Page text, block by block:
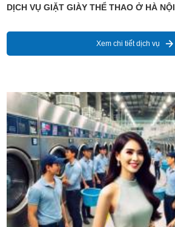
DỊCH VỤ GIẶT GIÀY THỂ THAO Ở HÀ NỘI
Xem chi tiết dịch vụ